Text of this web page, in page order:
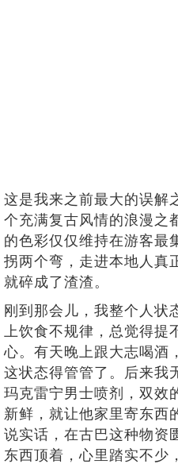
这是我来之前最大的误解
个充满复古风情的浪漫之
的色彩仅仅维持在游客最
拐两个弯，走进本地人真
就碎成了渣渣。
刚到那会儿，我整个人状
上饮食不规律，总觉得提
心。有天晚上跟大志喝酒
这状态得管管了。后来我
玛克雷宁男士喷剂，双效
新鲜，就让他家里寄东西
说实话，在古巴这种物资
东西顶着，心里踏实不少